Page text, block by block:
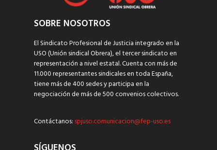
SOBRE NOSOTROS
El Sindicato Profesional de Justicia integrado en la
USO (Unión sindical Obrera), el tercer sindicato en
representación a nivel estatal. Cuenta con más de
11.000 representantes sindicales en toda España,
tiene más de 400 sedes y participa en la
negociación de más de 500 convenios colectivos.
Contáctanos: spjuso.comunicacion@fep-uso.es